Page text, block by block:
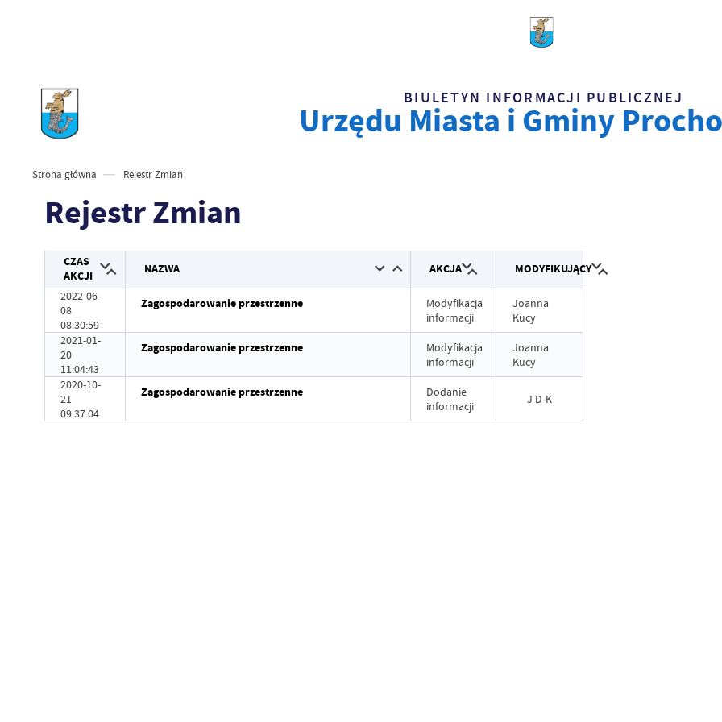
BIULETYN INFORMACJI PUBLICZNEJ
Urzędu Miasta i Gminy
Strona główna Rejestr Zmian
Rejestr Zmian
CZAS
AKCJI
NAZWA AKCJA MODYFIKUJĄCY
2022-06-
08
08:30:59
Zagospodarowanie przestrzenne
Modyfikacja
informacji
Joanna
Kucy
2021-01-
20
11:04:43
Zagospodarowanie przestrzenne
Modyfikacja
informacji
Joanna
Kucy
2020-10-
21
09:37:04
Zagospodarowanie przestrzenne
Dodanie
informacji
J D-K